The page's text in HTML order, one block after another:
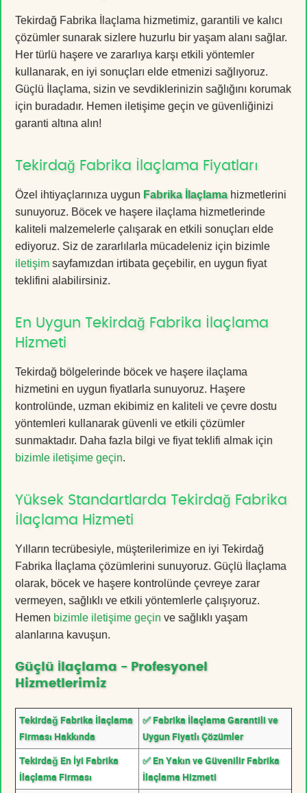
Tekirdağ Fabrika İlaçlama hizmetimiz, garantili ve kalıcı
çözümler sunarak sizlere huzurlu bir yaşam alanı sağlar.
Her türlü haşere ve zararlıya karşı etkili yöntemler
kullanarak, en iyi sonuçları elde etmenizi sağlıyoruz.
Güçlü İlaçlama, sizin ve sevdiklerinizin sağlığını korumak
için buradadır. Hemen iletişime geçin ve güvenliğinizi
garanti altına alın!
Tekirdağ Fabrika İlaçlama Fiyatları
Özel ihtiyaçlarınıza uygun Fabrika İlaçlamahizmetlerini
sunuyoruz. Böcek ve haşere ilaçlama hizmetlerinde
kaliteli malzemelerle çalışarak en etkili sonuçları elde
ediyoruz. Siz de zararlılarla mücadeleniz için bizimle
iletişim sayfamızdan irtibata geçebilir, en uygun fiyat
teklifini alabilirsiniz.
En Uygun Tekirdağ Fabrika İlaçlama
Hizmeti
Tekirdağ bölgelerinde böcek ve haşere ilaçlama
hizmetini en uygun fiyatlarla sunuyoruz. Haşere
kontrolünde, uzman ekibimiz en kaliteli ve çevre dostu
yöntemleri kullanarak güvenli ve etkili çözümler
sunmaktadır. Daha fazla bilgi ve fiyat teklifi almak için
bizimle iletişime geçin.
Yüksek Standartlarda Tekirdağ Fabrika
İlaçlama Hizmeti
Yılların tecrübesiyle, müşterilerimize en iyi Tekirdağ
Fabrika İlaçlama çözümlerini sunuyoruz. Güçlü İlaçlama
olarak, böcek ve haşere kontrolünde çevreye zarar
vermeyen, sağlıklı ve etkili yöntemlerle çalışıyoruz.
Hemen bizimle iletişime geçin ve sağlıklı yaşam
alanlarına kavuşun.
Güçlü İlaçlama - Profesyonel
Hizmetlerimiz
Tekirdağ Fabrika İlaçlama
Firması Hakkında
✅ Fabrika İlaçlama Garantili ve
Uygun Fiyatlı Çözümler
Tekirdağ En İyi Fabrika
İlaçlama Firması
✅ En Yakın ve Güvenilir Fabrika
İlaçlama Hizmeti